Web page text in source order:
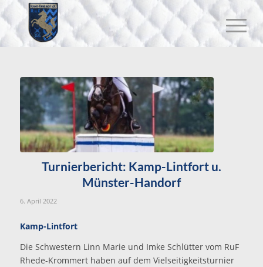
Turnierbericht: Kamp-Lintfort u.
Münster-Handorf
6. April 2022
Kamp-Lintfort
Die Schwestern Linn Marie und Imke Schlütter vom RuF
Rhede-Krommert haben auf dem Vielseitigkeitsturnier